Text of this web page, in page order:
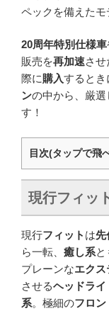
ペックを備えたモ
20周年特別仕様車
販売を再加速させ
際に 購入するとき
ンの中から、厳選
す！
目次(タップで飛
現行フィッ
現行フィット は先
ら一転、 癒し系と
プレーンなエク
させるヘッドライ
系。極細のフロ